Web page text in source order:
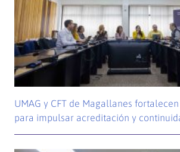
UMAG y CFT de Magallanes
para impulsar acreditación y